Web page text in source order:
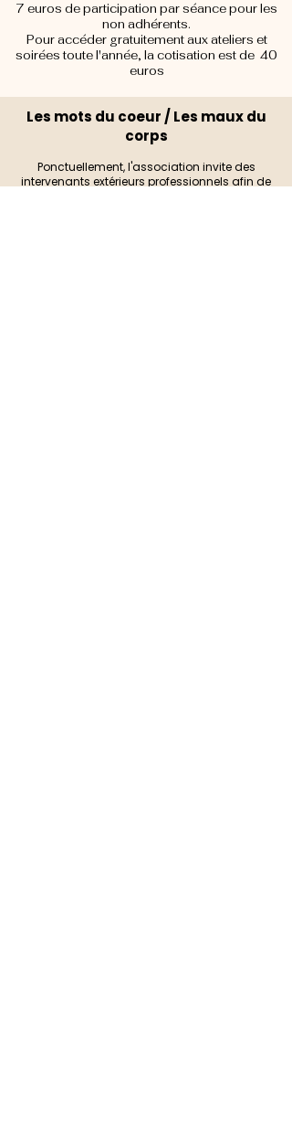
7 euros de participation par séance pour les
non adhérents.
Pour accéder gratuitement aux ateliers et
soirées toute l'année, la cotisation est de 40
euros
Les mots du coeur / Les maux du
corps
Ponctuellement, l'association invite des
intervenants extérieurs professionnels afin de